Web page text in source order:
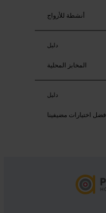
أنشطة للأزواج
دليل
المخابز المحلية
دليل
أفضل اختيارات مضيفينا